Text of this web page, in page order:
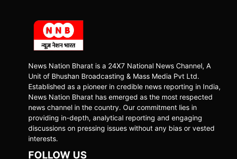
News Nation Bharat is a 24X7 National News Channel, A
Unit of Bhushan Broadcasting & Mass Media Pvt Ltd.
Established as a pioneer in credible news reporting in India,
News Nation Bharat has emerged as the most respected
news channel in the country. Our commitment lies in
providing in-depth, analytical reporting and engaging
discussions on pressing issues without any bias or vested
interests.
FOLLOW US